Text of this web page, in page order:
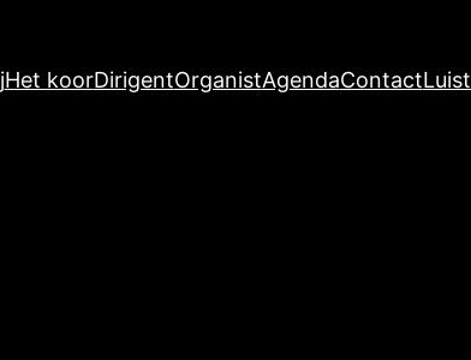
Het koorDirigentOrganistAgendaContact